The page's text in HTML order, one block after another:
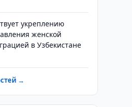
укреплению
женской
в Узбекистане
→